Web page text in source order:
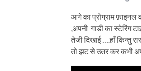
आगे का प्रोग्राम फ़ाइनल
,अपनी गाडी का स्टेरिंग
तेजी दिखाई ….हाँ किन्तु
तो झट से उतर कर कभी